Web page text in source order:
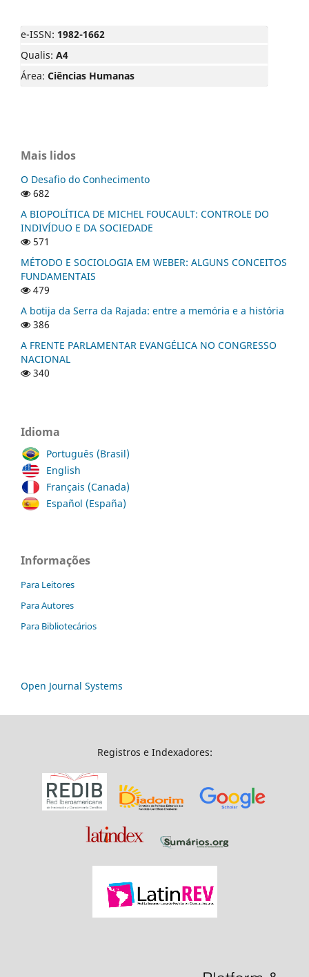
e-ISSN: 1982-1662
Qualis: A4
Área: Ciências Humanas
Mais lidos
O Desafio do Conhecimento
682
A BIOPOLÍTICA DE MICHEL FOUCAULT: CONTROLE DO
INDIVÍDUO E DA SOCIEDADE
571
MÉTODO E SOCIOLOGIA EM WEBER: ALGUNS CONCEITOS
FUNDAMENTAIS
479
A botija da Serra da Rajada: entre a memória e a história
386
A FRENTE PARLAMENTAR EVANGÉLICA NO CONGRESSO
NACIONAL
340
Idioma
Português (Brasil)
English
Français (Canada)
Español (España)
Informações
Para Leitores
Para Autores
Para Bibliotecários
Open Journal Systems
Registros e Indexadores: